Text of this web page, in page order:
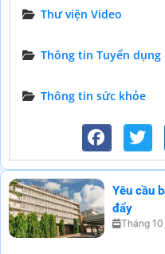
Yêu cầu
đẩy
Tháng
Thư viện Video
Thông tin Tuyển dụng
Thông tin sức khỏe